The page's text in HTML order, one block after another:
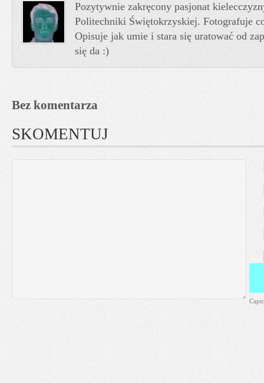
Pozytywnie zakręcony pasjonat
Politechniki Świętokrzyskiej. Fotografuje
Opisuje jak umie i stara się uratować od
się da :)
Bez komentarza
SKOMENTUJ